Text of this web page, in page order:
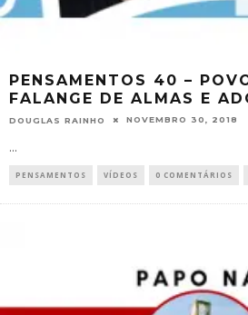
PENSAMENTOS 40 –
FALANGE DE ALMAS E
DOUGLAS RAINHO NOVEMBRO 30, 2018
...
PENSAMENTOS VÍDEOS 0 COMENTÁRIOS